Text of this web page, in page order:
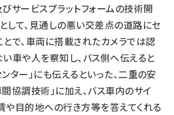
サービスプラットフォームの技術開
して、見通しの悪い交差点の道路にセ
で、車両に搭載されたカメラでは認
車や人を察知し、バス側へ伝えると
ター」にも伝えるといった、二重の安
協調技術」に加え、バス車内のサイ
や目的地への行き方等を答えてくれる